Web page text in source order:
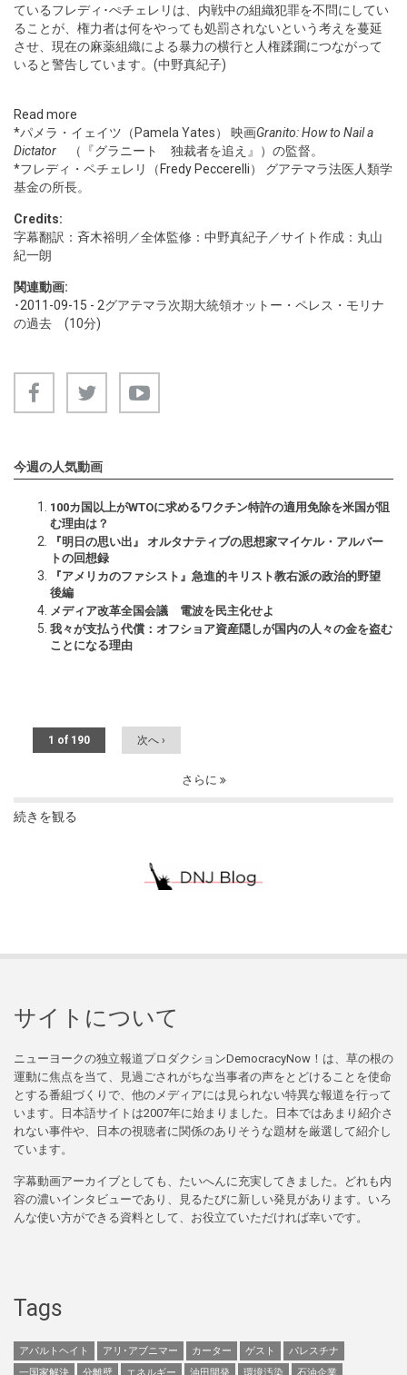
ているフレディ･ぺチェレリは、内戦中の組織犯罪を不問にしてい
ることが、権力者は何をやっても処罰されないという考えを蔓延
させ、現在の麻薬組織による暴力の横行と人権蹂躙につながって
いると警告しています。(中野真紀子)
Read more
*パメラ・イェイツ（Pamela Yates） 映画Granito: How to Nail a
Dictator （『グラニート 独裁者を追え』）の監督。
*フレディ・ペチェレリ（ Fredy Peccerelli） グアテマラ法医人類学
基金の所長。
Credits:
字幕翻訳：斉木裕明／全体監修：中野真紀子／サイト作成：丸山
紀一朗
関連動画:
･2011-09-15 - 2グアテマラ次期大統領オットー・ペレス・モリナ
の過去 (10分)
今週の人気動画
100カ国以上がWTOに求めるワクチン特許の適用免除を米国が阻
む理由は？
『明日の思い出』 オルタナティブの思想家マイケル・アルバー
トの回想録
『アメリカのファシスト』急進的キリスト教右派の政治的野望
後編
メディア改革全国会議 電波を民主化せよ
我々が支払う代償：オフショア資産隠しが国内の人々の金を盗む
ことになる理由
1 of 190 次へ ›
さらに
続きを観る
サイトについて
ニューヨークの独立報道プロダクションDemocracyNow！は、草の根の
運動に焦点を当て、見過ごされがちな当事者の声をとどけることを使命
とする番組づくりで、他のメディアには見られない特異な報道を行って
います。日本語サイトは2007年に始まりました。日本ではあまり紹介さ
れない事件や、日本の視聴者に関係のありそうな題材を厳選して紹介し
ています。
字幕動画アーカイブとしても、たいへんに充実してきました。どれも内
容の濃いインタビューであり、見るたびに新しい発見があります。いろ
んな使い方ができる資料として、お役立ていただければ幸いです。
Tags
アパルトヘイト アリ･アブニマー カーター ゲスト
パレスチナ